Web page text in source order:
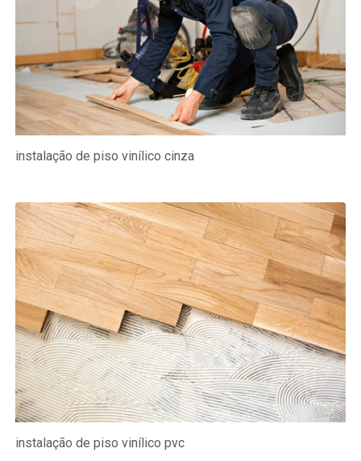
instalação de piso vinílico cinza
instalação de piso vinílico pvc